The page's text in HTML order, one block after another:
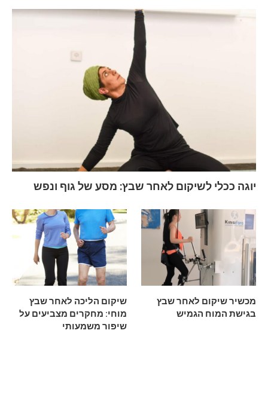
יוגה ככלי לשיקום לאחר שבץ: מסע של גוף ונפש
שיקום הליכה לאחר שבץ
מוחי: מחקרים מצביעים על
שיפור משמעותי
מכשיר שיקום לאחר שבץ
בגישת המוח הגמיש